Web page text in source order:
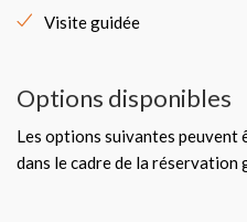
Visite guidée
Options disponibles
Les options suivantes peuvent
dans le cadre de la réservation